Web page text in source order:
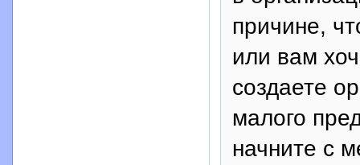
причине,
или вам
создаете
малого
начните с